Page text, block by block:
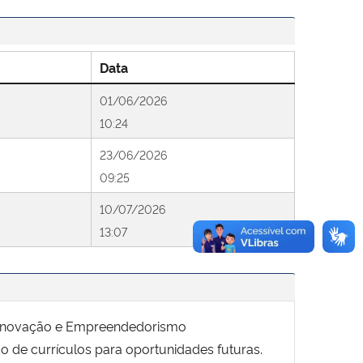
Data
01/06/2026
10:24
23/06/2026
09:25
10/07/2026
13:07
e Empreendedorismo
de currículos para oportunidades futuras.